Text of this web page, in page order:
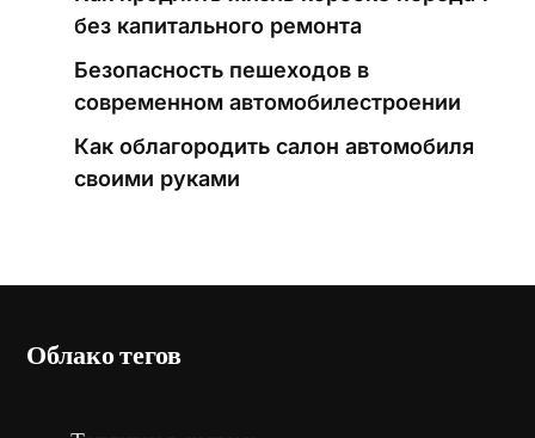
без капитального ремонта
Безопасность пешеходов в
современном автомобилестроении
Как облагородить салон автомобиля
своими руками
Облако тегов